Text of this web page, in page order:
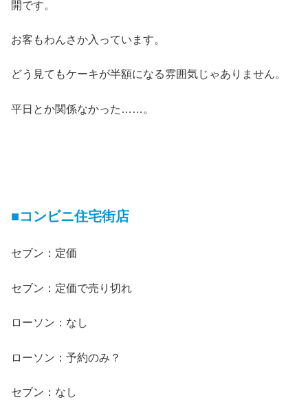
開です。
お客もわんさか入っています。
どう見てもケーキが半額になる雰囲気じゃありません。
平日とか関係なかった……。
■コンビニ住宅街店
セブン：定価
セブン：定価で売り切れ
ローソン：なし
ローソン：予約のみ？
セブン：なし